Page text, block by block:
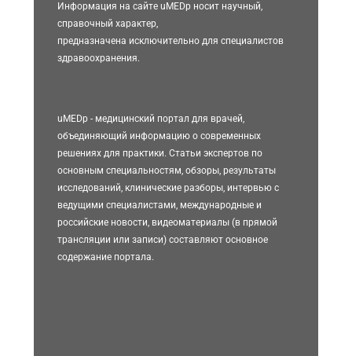
Информация на сайте uMEDp носит научный,
справочный характер,
предназначена исключительно для специалистов
здравоохранения.
uMEDp - медицинский портал для врачей,
объединяющий информацию о современных
решениях для практики. Статьи экспертов по
основным специальностям, обзоры, результаты
исследований, клинические разборы, интервью с
ведущими специалистами, международные и
российские новости, видеоматериалы (в прямой
трансляции или записи) составляют основное
содержание портала.